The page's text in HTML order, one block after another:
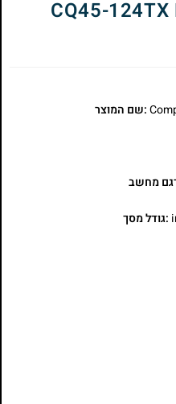
CQ45-
:שם המוצר
מחשב
:גודל מסך